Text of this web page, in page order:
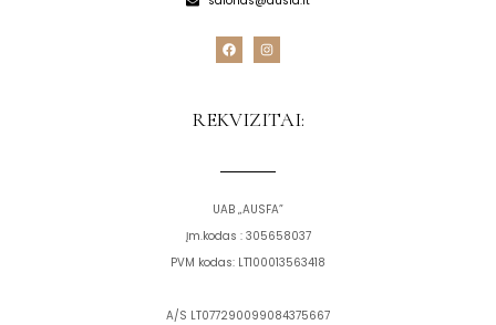
F
a
c
o
I
n
s
r
REKVIZITAI:
UAB „AUSFA”
Įm.kodas : 305658037
PVM kodas: LT100013563418
A/S LT077290099084375667